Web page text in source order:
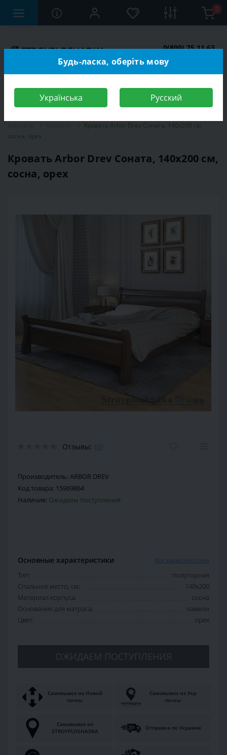
0
0(800) 75 11 63
Кровать Arbor Drev Соната, 140х200 см,
сосна, орех
Кровать Arbor Drev Соната, 140х200 см,
сосна, орех
Отзывы: (0)
Производитель: ARBOR DREV
Код товара: 15969864
Наличие: Ожидаем поступления
Основные характеристики Все характеристики
Тип:
полуторная
Спальное место, см:
140х200
Материал корпуса:
сосна
Основание для матраса:
ламели
Цвет:
орех
ОЖИДАЕМ ПОСТУПЛЕНИЯ
Самовывоз из Новой
почты
Самовывоз из Укр
почты
Самовывоз из
STROYPLOSHADKA
Отправка по Украине
Будь-ласка, оберіть мову
Українська Русский